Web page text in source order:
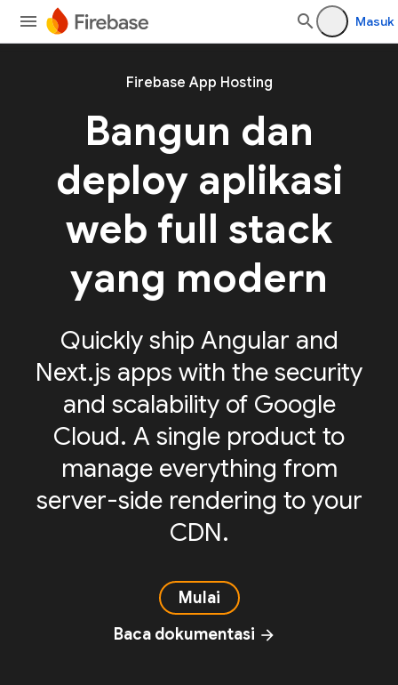
Masuk
Firebase App Hosting
Bangun dan
deploy aplikasi
web full stack
yang modern
Quickly ship Angular and
Next.js apps with the security
and scalability of Google
Cloud. A single product to
manage everything from
server-side rendering to your
CDN.
Mulai
Baca dokumentasi arrow_forward